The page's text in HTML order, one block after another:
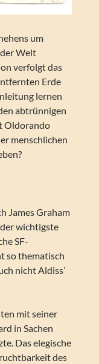
um
Welt
verfolgt das
Erde
lernen
abtrünnigen
Oldorando
menschlichen
James Graham
wichtigste
SF-
so thematisch
nicht Aldiss’
mit seiner
in Sachen
Das elegische
des